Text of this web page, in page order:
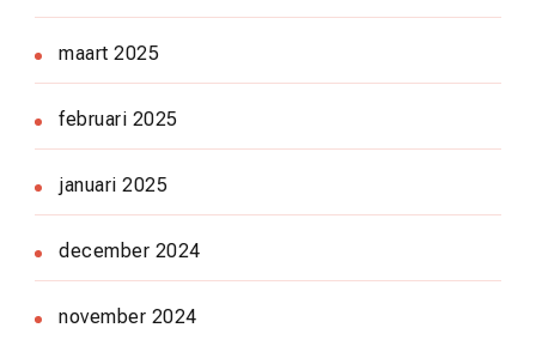
maart 2025
februari 2025
januari 2025
december 2024
november 2024